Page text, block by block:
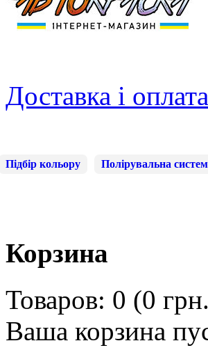
Доставка і оплата
Підбір кольору Полірувальна
Корзина
Товаров: 0 (0
Ваша корзина